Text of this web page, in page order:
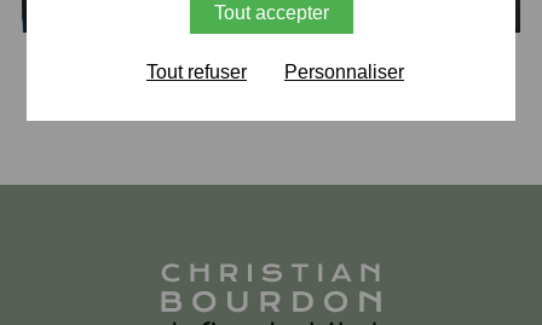
Retour
Tout accepter
Tout refuser Personnaliser